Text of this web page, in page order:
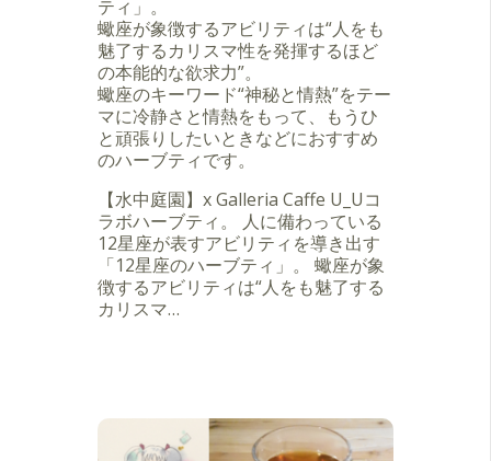
ティ」。
蠍座が象徴するアビリティは“人をも
魅了するカリスマ性を発揮するほど
の本能的な欲求力”。
蠍座のキーワード“神秘と情熱”をテー
マに冷静さと情熱をもって、もうひ
と頑張りしたいときなどにおすすめ
のハーブティです。
【水中庭園】x Galleria Caffe U_Uコ
ラボハーブティ。 人に備わっている
12星座が表すアビリティを導き出す
「12星座のハーブティ」。 蠍座が象
徴するアビリティは“人をも魅了する
カリスマ…